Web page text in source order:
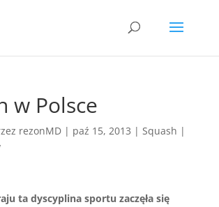
w Polsce
rezonMD| paź 15, 2013 | Squash |
ta dyscyplina sportu zaczęła się